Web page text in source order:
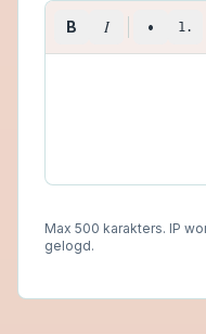
B I • 1.
Max 500 karakters. IP
gelogd.